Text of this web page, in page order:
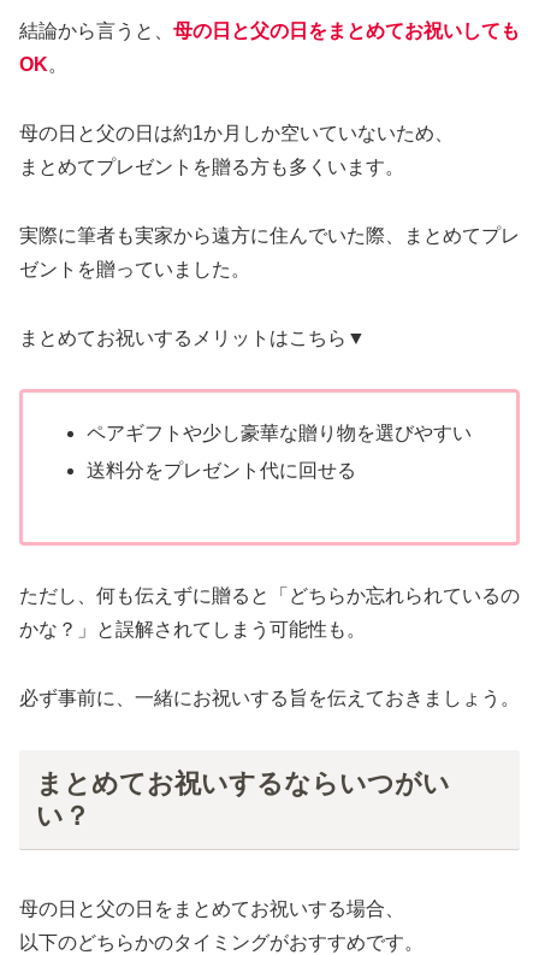
結論から言うと、 母の日と父の日をまとめてお祝いしても
OK。
母の日と父の日は約1か月しか空いていないため、
まとめてプレゼントを贈る方も多くいます。
実際に筆者も実家から遠方に住んでいた際、まとめてプレ
ゼントを贈っていました。
まとめてお祝いするメリットはこちら▼
ペアギフトや少し豪華な贈り物を選びやすい
送料分をプレゼント代に回せる
ただし、何も伝えずに贈ると「どちらか忘れられているの
かな？」と誤解されてしまう可能性も。
必ず事前に、一緒にお祝いする旨を伝えておきましょう。
まとめてお祝いするならいつがい
い？
母の日と父の日をまとめてお祝いする場合、
以下のどちらかのタイミングがおすすめです。